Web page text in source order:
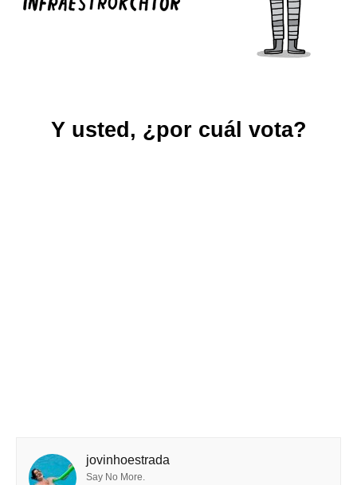
Y usted, ¿por cuál vota?
jovinhoestrada
Say No More.